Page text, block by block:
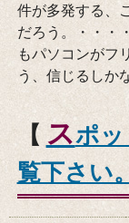
件が多発する、
だろう。・・・
もパソコンがフ
う、信じるしか
【 スポ
覧下さい。